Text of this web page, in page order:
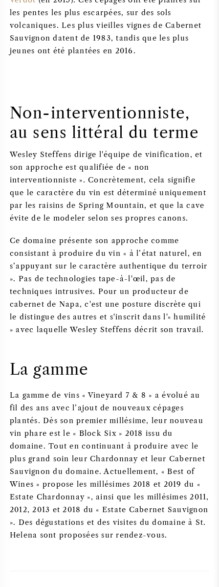
les pentes les plus escarpées, sur des sols
volcaniques. Les plus vieilles vignes de Cabernet
Sauvignon datent de 1983, tandis que les plus
jeunes ont été plantées en 2016.
Non-interventionniste,
au sens littéral du terme
Wesley Steffens dirige l'équipe de vinification, et
son approche est qualifiée de « non
interventionniste ». Concrètement, cela signifie
que le caractère du vin est déterminé uniquement
par les raisins de Spring Mountain, et que la cave
évite de le modeler selon ses propres canons.
Ce domaine présente son approche comme
consistant à produire du vin « à l’état naturel, en
s’appuyant sur le caractère authentique du terroir
». Pas de technologies tape-à-l'œil, pas de
techniques intrusives. Pour un producteur de
cabernet de Napa, c'est une posture discrète qui
le distingue des autres et s'inscrit dans l'« humilité
» avec laquelle Wesley Steffens décrit son travail.
La gamme
La gamme de vins « Vineyard 7 & 8 » a évolué au
fil des ans avec l’ajout de nouveaux cépages
plantés. Dès son premier millésime, leur nouveau
vin phare est le « Block Six » 2018 issu du
domaine. Tout en continuant à produire avec le
plus grand soin leur Chardonnay et leur Cabernet
Sauvignon du domaine. Actuellement, « Best of
Wines » propose les millésimes 2018 et 2019 du «
Estate Chardonnay », ainsi que les millésimes 2011,
2012, 2013 et 2018 du « Estate Cabernet Sauvignon
». Des dégustations et des visites du domaine à St.
Helena sont proposées sur rendez-vous.